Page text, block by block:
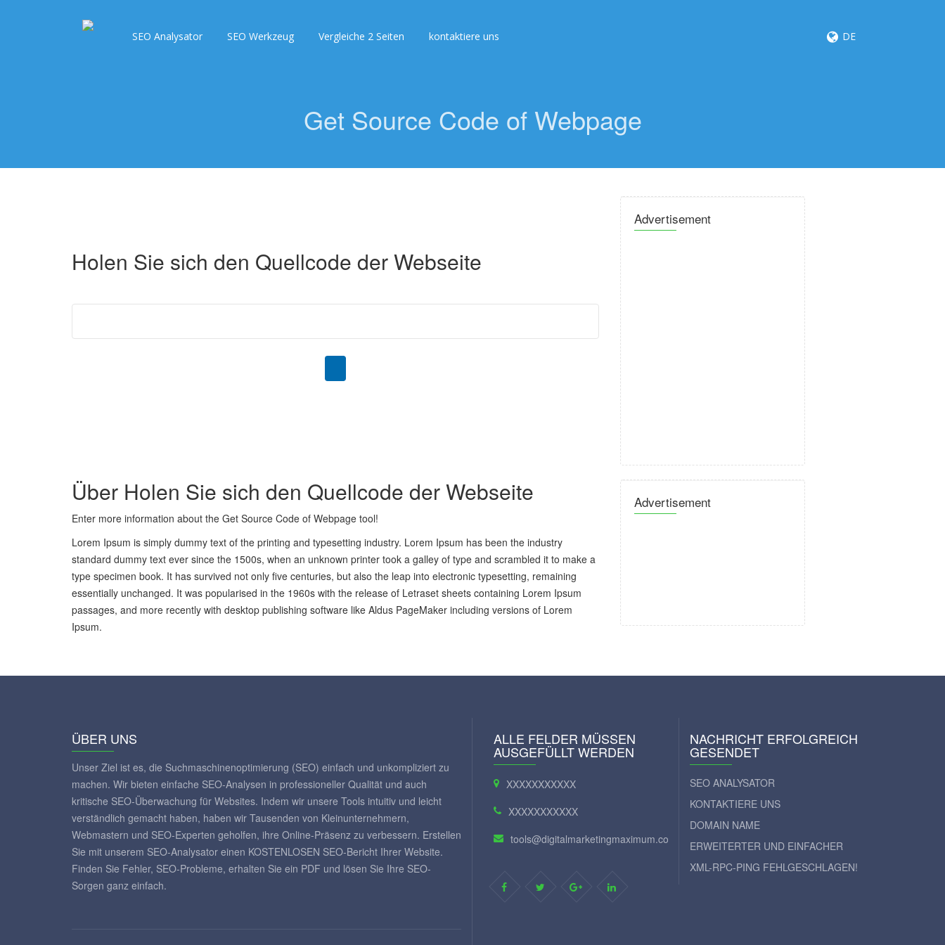
SEO Analysator SEO Werkzeug Vergleiche 2 Seiten kontaktiere uns DE
Get Source Code of Webpage
Holen Sie sich den Quellcode der Webseite
Über Holen Sie sich den Quellcode der Webseite
Enter more information about the Get Source Code of Webpage tool!
Lorem Ipsum is simply dummy text of the printing and typesetting industry. Lorem Ipsum has been the industry
standard dummy text ever since the 1500s, when an unknown printer took a galley of type and scrambled it to make a
type specimen book. It has survived not only five centuries, but also the leap into electronic typesetting, remaining
essentially unchanged. It was popularised in the 1960s with the release of Letraset sheets containing Lorem Ipsum
passages, and more recently with desktop publishing software like Aldus PageMaker including versions of Lorem
Ipsum.
Advertisement
Advertisement
ÜBER UNS
Unser Ziel ist es, die Suchmaschinenoptimierung (SEO) einfach und unkompliziert zu
machen. Wir bieten einfache SEO-Analysen in professioneller Qualität und auch
kritische SEO-Überwachung für Websites. Indem wir unsere Tools intuitiv und leicht
verständlich gemacht haben, haben wir Tausenden von Kleinunternehmern,
Webmastern und SEO-Experten geholfen, ihre Online-Präsenz zu verbessern. Erstellen
Sie mit unserem SEO-Analysator einen KOSTENLOSEN SEO-Bericht Ihrer Website.
Finden Sie Fehler, SEO-Probleme, erhalten Sie ein PDF und lösen Sie Ihre SEO-
Sorgen ganz einfach.
ALLE FELDER MÜSSEN
AUSGEFÜLLT WERDEN
XXXXXXXXXXX
XXXXXXXXXXX
tools@digitalmarketingmaximum.com
NACHRICHT ERFOLGREICH
GESENDET
SEO ANALYSATOR
KONTAKTIERE UNS
DOMAIN NAME
ERWEITERTER UND EINFACHER
XML-RPC-PING FEHLGESCHLAGEN!